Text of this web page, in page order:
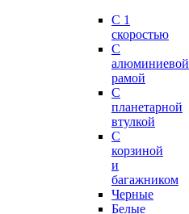
С 1
скоростью
С
алюминиевой
рамой
С
планетарной
втулкой
С
корзиной
и
багажником
Черные
Белые